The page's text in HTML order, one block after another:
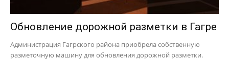
Обновление дорожной разметки в Гагре
Администрация Гагрского района приобрела собственную
разметочную машину для обновления дорожной разметки.